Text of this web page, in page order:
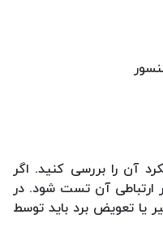
آن را بررسی کنید. اگر
ارتباطی آن تست شود. در
یا تعویض برد باید توسط